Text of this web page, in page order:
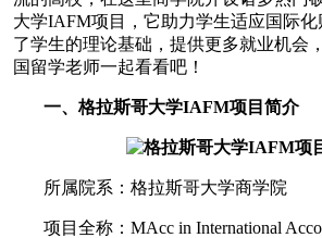
大学IAFM项目，它助力学生适应国际化
了学生的理论基础，提供更多就业机会
国留学老师一起看看吧！
一、格拉斯哥大学IAFM项目简介
所属院系：格拉斯哥大学商学院
项目全称：MAcc in International